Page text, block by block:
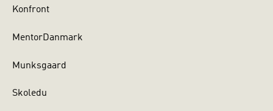
Konfront
MentorDanmark
Munksgaard
Skoledu